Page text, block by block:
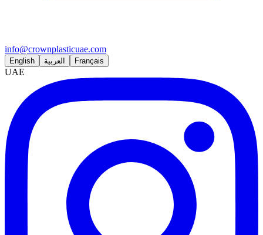
info@crownplasticuae.com
English العربية Français
UAE